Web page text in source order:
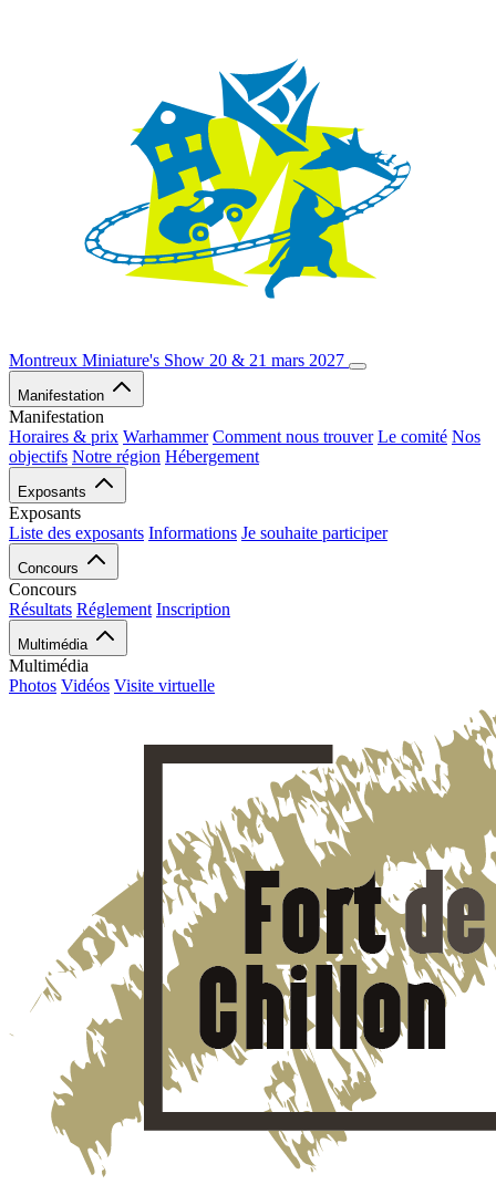
Montreux Miniature's Show 20 & 21 mars 2027
Manifestation
Manifestation
Horaires & prix Warhammer Comment nous trouver Le comité Nos
objectifs Notre région Hébergement
Exposants
Exposants
Liste des exposants Informations Je souhaite participer
Concours
Concours
Résultats Réglement Inscription
Multimédia
Multimédia
Photos Vidéos Visite virtuelle